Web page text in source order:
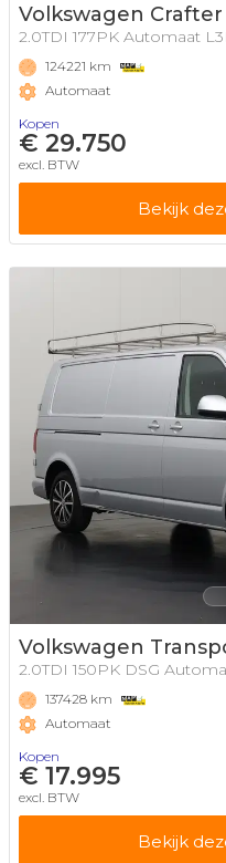
Volkswagen Crafter
2.0TDI 177PK Automaat
124221 km
Automaat
Kopen
€ 29.750
excl. BTW
Bekijk
Volkswagen
2.0TDI 150PK DSG
137428 km
Automaat
Kopen
€ 17.995
excl. BTW
Bekijk